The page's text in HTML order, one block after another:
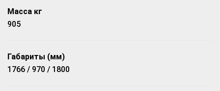
Масса кг
905
Габариты (мм)
1766 / 970 / 1800